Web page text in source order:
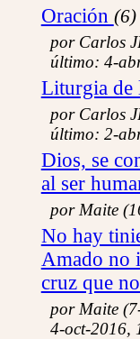
Lecturas
Caminos
Oratorio
Oratorio
Santoral
Biblioteca
Los
Padres de
Padres
Brújula
Arte
Galería
Oración (6)
por Carlos
último: 4-
Liturgia de
por Carlos
último: 2-
Dios, se
al ser
por Maite
No hay
Amado no
cruz que
por Maite
4-oct-2016,